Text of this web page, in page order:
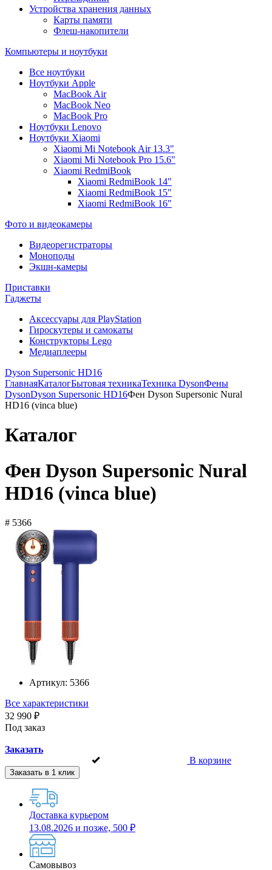
Устройства хранения данных
Карты памяти
Флеш-накопители
Компьютеры и ноутбуки
Все ноутбуки
Ноутбуки Apple
MacBook Air
MacBook Neo
MacBook Pro
Ноутбуки Lenovo
Ноутбуки Xiaomi
Xiaomi Mi Notebook Air 13.3"
Xiaomi Mi Notebook Pro 15.6"
Xiaomi RedmiBook
Xiaomi RedmiBook 14"
Xiaomi RedmiBook 15"
Xiaomi RedmiBook 16"
Фото и видеокамеры
Видеорегистраторы
Моноподы
Экшн-камеры
Приставки
Гаджеты
Аксессуары для PlayStation
Гироскутеры и самокаты
Конструкторы Lego
Медиаплееры
Dyson Supersonic HD16
ГлавнаяКаталогБытовая техникаТехника DysonФены
DysonDyson Supersonic HD16Фен Dyson Supersonic Nural
HD16 (vinca blue)
Каталог
Фен Dyson Supersonic Nural
HD16 (vinca blue)
# 5366
Артикул: 5366
Все характеристики
32 990 ₽
Под заказ
Заказать
В корзине
Заказать в 1 клик
Доставка курьером
13.08.2026 и позже, 500 ₽
Самовывоз